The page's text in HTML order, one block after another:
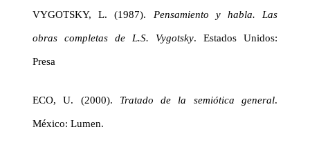
VYGOTSKY, L. (1987). Pensamiento y habla. Las
obras completas de L.S. Vygotsky. Estados Unidos:
Presa
ECO, U. (2000). Tratado de la semiótica general.
México: Lumen.